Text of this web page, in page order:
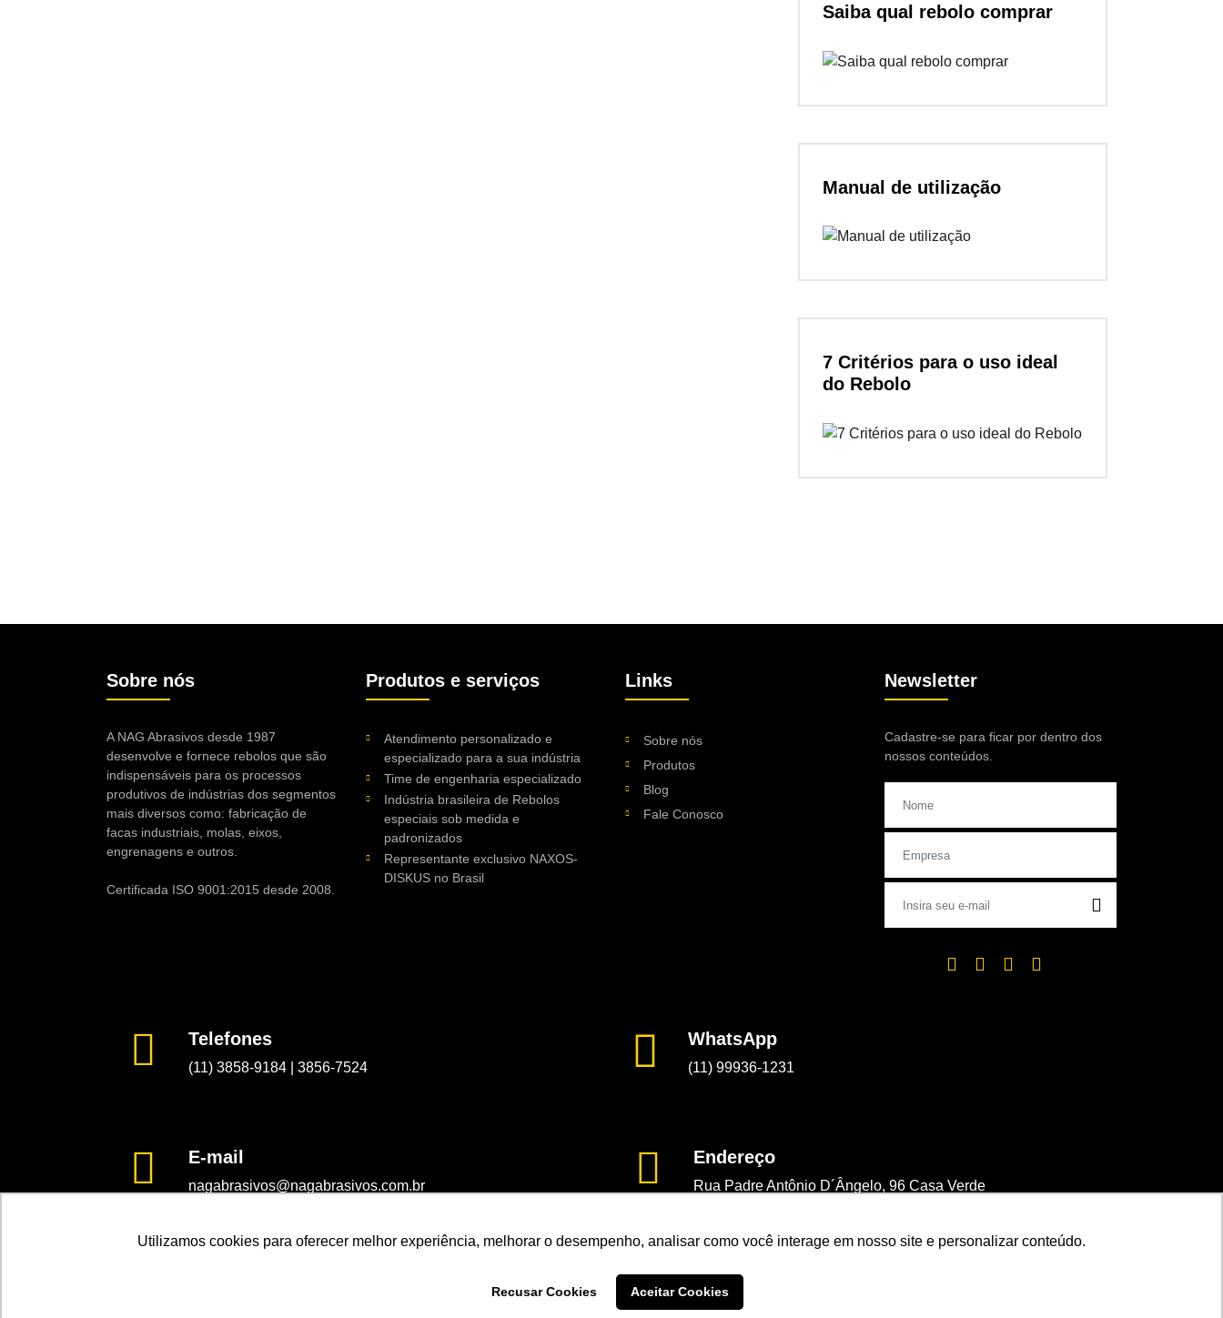
Utilizamos cookies para oferecer melhor experiência, melhorar o desempenho, analisar como você interage em nosso site e personalizar conteúdo.
Recusar Cookies Aceitar Cookies
Saiba qual rebolo comprar
Manual de utilização
7 Critérios para o uso ideal
do Rebolo
Sobre nós
A NAG Abrasivos desde 1987
desenvolve e fornece rebolos que são
indispensáveis para os processos
produtivos de indústrias dos segmentos
mais diversos como: fabricação de
facas industriais, molas, eixos,
engrenagens e outros.
Certificada ISO 9001:2015 desde 2008.
Produtos e serviços
Atendimento personalizado e
especializado para a sua indústria
Time de engenharia especializado
Indústria brasileira de Rebolos
especiais sob medida e
padronizados
Representante exclusivo NAXOS-
DISKUS no Brasil
Links
Sobre nós
Produtos
Blog
Fale Conosco
Newsletter
Cadastre-se para ficar por dentro dos
nossos conteúdos.
Telefones
(11) 3858-9184 3856-7524
WhatsApp
(11) 99936-1231
E-mail
nagabrasivos@nagabrasivos.com.br
Endereço
Rua Padre Antônio D´Ângelo, 96 Casa Verde
NAG Abrasivos © 2023 - Todos direitos reservados.